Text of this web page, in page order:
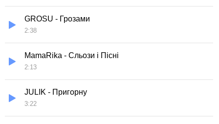
GROSU - Грозами
2:38
MamaRika - Сльози і Пісні
2:13
JULIK - Пригорну
3:22